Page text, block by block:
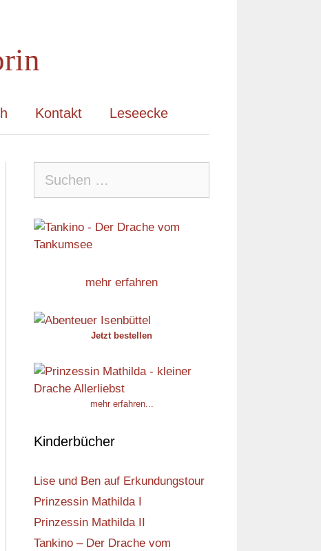
Kontakt Leseecke
nach:
mehr erfahren
Jetzt bestellen
mehr erfahren...
Kinderbücher
Lise und Ben auf Erkundungstour
Prinzessin Mathilda I
Prinzessin Mathilda II
Tankino – Der Drache vom